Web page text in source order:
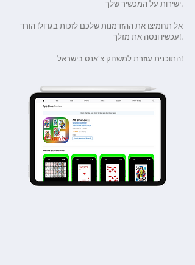
ישירות על המכשיר שלך.
אל תחמיצו את ההזדמנות שלכם לזכות בגדול! הורד
עכשיו ונסה את מזלך!.
התוכנית עוזרת למשחק צ'אנס בישראל!